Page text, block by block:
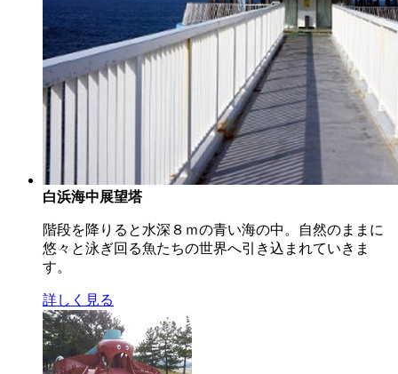
白浜海中展望塔
階段を降りると水深８ｍの青い海の中。自然のままに
悠々と泳ぎ回る魚たちの世界へ引き込まれていきま
す。
詳しく見る